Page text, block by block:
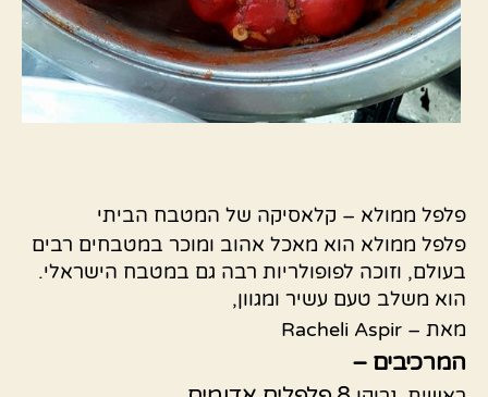
פלפל ממולא – קלאסיקה של המטבח הביתי
פלפל ממולא הוא מאכל אהוב ומוכר במטבחים רבים
בעולם, וזוכה לפופולריות רבה גם במטבח הישראלי.
הוא משלב טעם עשיר ומגוון,
מאת – Racheli Aspir
המרכיבים –